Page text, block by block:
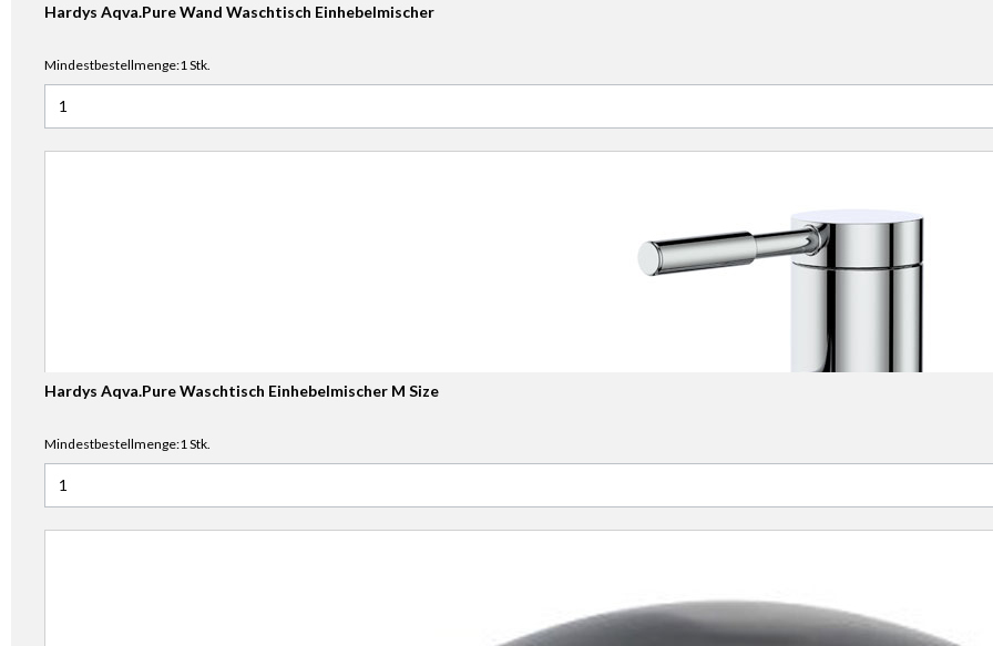
Hardys Aqva.Pure Wand Waschtisch Einhebelmischer
Mindestbestellmenge:1 Stk.
Anzahl für Hardys Aqva.Pure Wand Waschtisch Einhebelmischer
Hardys Aqva.Pure Waschtisch Einhebelmischer M Size
Mindestbestellmenge:1 Stk.
Anzahl für Hardys Aqva.Pure Waschtisch Einhebelmischer M Size